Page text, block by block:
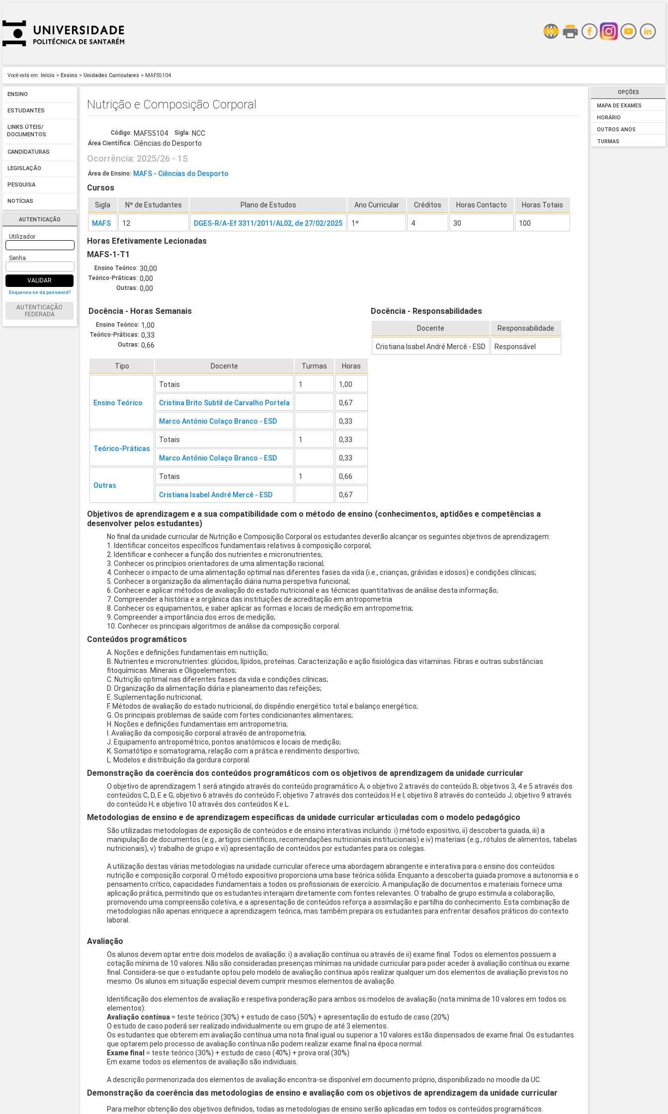
Você está em: Início > Ensino > Unidades Curriculares > MAFS5104
ENSINO
ESTUDANTES
LINKS ÚTEIS/
DOCUMENTOS
CANDIDATURAS
LEGISLAÇÃO
PESQUISA
NOTÍCIAS
AUTENTICAÇÃO
Utilizador
Senha
VALIDAR
Esqueceu-se da password?
AUTENTICAÇÃO
FEDERADA
OPÇÕES
MAPA DE EXAMES
HORÁRIO
OUTROS ANOS
TURMAS
Nutrição e Composição Corporal
Código: MAFS5104 Sigla: NCC
Área Científica: Ciências do Desporto
Ocorrência: 2025/26 - 1S
Área de Ensino: MAFS - Ciências do Desporto
Cursos
Sigla Nº de Estudantes Plano de Estudos Ano Curricular Créditos Horas Contacto Horas Totais
MAFS 12 DGES-R/A-Ef 3311/2011/AL02, de 27/02/2025 1º 4 30 100
Horas Efetivamente Lecionadas
MAFS-1-T1
Ensino Teórico: 30,00
Teórico-Práticas: 0,00
Outras: 0,00
Docência - Horas Semanais
Ensino Teórico: 1,00
Teórico-Práticas: 0,33
Outras: 0,66
Tipo Docente Turmas Horas
Ensino Teórico
Totais 1 1,00
Cristina Brito Subtil de Carvalho Portela 0,67
Marco António Colaço Branco - ESD 0,33
Teórico-Práticas
Totais 1 0,33
Marco António Colaço Branco - ESD 0,33
Outras
Totais 1 0,66
Cristiana Isabel André Mercê - ESD 0,67
Docência - Responsabilidades
Docente Responsabilidade
Cristiana Isabel André Mercê - ESD Responsável
Objetivos de aprendizagem e a sua compatibilidade com o método de ensino (conhecimentos, aptidões e competências a
desenvolver pelos estudantes)
No final da unidade curricular de Nutrição e Composição Corporal os estudantes deverão alcançar os seguintes objetivos de aprendizagem:
1. Identificar conceitos específicos fundamentais relativos à composição corporal;
2. Identificar e conhecer a função dos nutrientes e micronutrientes;
3. Conhecer os princípios orientadores de uma alimentação racional;
4. Conhecer o impacto de uma alimentação optimal nas diferentes fases da vida (i.e., crianças, grávidas e idosos) e condições clínicas;
5. Conhecer a organização da alimentação diária numa perspetiva funcional;
6. Conhecer e aplicar métodos de avaliação do estado nutricional e as técnicas quantitativas de análise desta informação;
7. Compreender a história e a orgânica das instituições de acreditação em antropometria
8. Conhecer os equipamentos, e saber aplicar as formas e locais de medição em antropometria;
9. Compreender a importância dos erros de medição;
10. Conhecer os principais algoritmos de análise da composição corporal.
Conteúdos programáticos
A. Noções e definições fundamentais em nutrição;
B. Nutrientes e micronutrientes: glúcidos, lípidos, proteínas. Caracterização e ação fisiológica das vitaminas. Fibras e outras substâncias
fitoquímicas. Minerais e Oligoelementos;
C. Nutrição optimal nas diferentes fases da vida e condições clínicas;
D. Organização da alimentação diária e planeamento das refeições;
E. Suplementação nutricional;
F. Métodos de avaliação do estado nutricional, do dispêndio energético total e balanço energético;
G. Os principais problemas de saúde com fortes condicionantes alimentares;
H. Noções e definições fundamentais em antropometria;
I. Avaliação da composição corporal através de antropometria;
J. Equipamento antropométrico, pontos anatómicos e locais de medição;
K. Somatótipo e somatograma, relação com a prática e rendimento desportivo;
L. Modelos e distribuição da gordura corporal.
Demonstração da coerência dos conteúdos programáticos com os objetivos de aprendizagem da unidade curricular
O objetivo de aprendizagem 1 será atingido através do conteúdo programático A; o objetivo 2 através do conteúdo B; objetivos 3, 4 e 5 através dos
conteúdos C, D, E e G; objetivo 6 através do conteúdo F; objetivo 7 através dos conteúdos H e I; objetivo 8 através do conteúdo J; objetivo 9 através
do conteúdo H; e objetivo 10 através dos conteúdos K e L.
Metodologias de ensino e de aprendizagem específicas da unidade curricular articuladas com o modelo pedagógico
São utilizadas metodologias de exposição de conteúdos e de ensino interativas incluindo: i) método expositivo, ii) descoberta guiada, iii) a
manipulação de documentos (e.g., artigos científicos, recomendações nutricionais institucionais) e iv) materiais (e.g., rótulos de alimentos, tabelas
nutricionais), v) trabalho de grupo e vi) apresentação de conteúdos por estudantes para os colegas.
A utilização destas várias metodologias na unidade curricular oferece uma abordagem abrangente e interativa para o ensino dos conteúdos
nutrição e composição corporal. O método expositivo proporciona uma base teórica sólida. Enquanto a descoberta guiada promove a autonomia e o
pensamento crítico, capacidades fundamentais a todos os profissionais de exercício. A manipulação de documentos e materiais fornece uma
aplicação prática, permitindo que os estudantes interajam diretamente com fontes relevantes. O trabalho de grupo estimula a colaboração,
promovendo uma compreensão coletiva, e a apresentação de conteúdos reforça a assimilação e partilha do conhecimento. Esta combinação de
metodologias não apenas enriquece a aprendizagem teórica, mas também prepara os estudantes para enfrentar desafios práticos do contexto
laboral.
Avaliação
Os alunos devem optar entre dois modelos de avaliação: i) a avaliação contínua ou através de ii) exame final. Todos os elementos possuem a
cotação mínima de 10 valores. Não são consideradas presenças mínimas na unidade curricular para poder aceder à avaliação contínua ou exame
final. Considera-se que o estudante optou pelo modelo de avaliação contínua após realizar qualquer um dos elementos de avaliação previstos no
mesmo. Os alunos em situação especial devem cumprir mesmos elementos de avaliação.
Identificação dos elementos de avaliação e respetiva ponderação para ambos os modelos de avaliação (nota miníma de 10 valores em todos os
elementos):
Avaliação contínua = teste teórico (30%) + estudo de caso (50%) + apresentação do estudo de caso (20%)
O estudo de caso poderá ser realizado individualmente ou em grupo de até 3 elementos.
Os estudantes que obterem em avaliação contínua uma nota final igual ou superior a 10 valores estão dispensados de exame final. Os estudantes
que optarem pelo processo de avaliação contínua não podem realizar exame final na época normal.
Exame final = teste teórico (30%) + estudo de caso (40%) + prova oral (30%)
Em exame todos os elementos de avaliação são individuais.
A descrição pormenorizada dos elementos de avaliação encontra-se disponível em documento próprio, disponibilizado no moodle da UC.
Demonstração da coerência das metodologias de ensino e avaliação com os objetivos de aprendizagem da unidade curricular
Para melhor obtenção dos objetivos definidos, todas as metodologias de ensino serão aplicadas em todos os conteúdos programáticos.